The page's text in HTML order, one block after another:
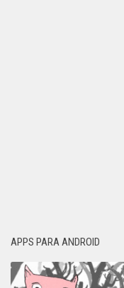
APPS PARA ANDROID